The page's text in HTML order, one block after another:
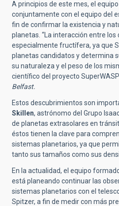
A principios de este mes, el
conjuntamente con el equipo del
fin de confirmar la existencia y
planetas. “La interacción entre
especialmente fructífera, ya que
planetas candidatos y determina
su naturaleza y el peso de los
científico del proyecto
Belfast.
Estos descubrimientos son
Skillen, astrónomo del Grupo
de planetas extrasolares en
éstos tienen la clave para
sistemas planetarios, ya que
tanto sus tamaños como sus
En la actualidad, el equipo
está planeando continuar las
sistemas planetarios con el
Spitzer, a fin de medir con más